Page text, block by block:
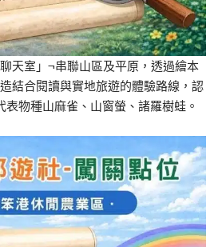
天室」¬串聯山區及平原，透過繪本
結合閱讀與實地旅遊的體驗路線，認
物種山麻雀、山窗螢、諸羅樹蛙。